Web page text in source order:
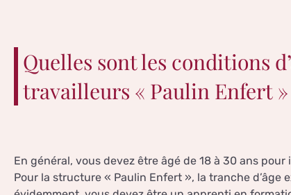
Quelles sont les conditions
travailleurs « Paulin Enfert »
En général, vous devez être âgé de 18 à 30 ans
Pour la structure « Paulin Enfert », la tranche d’âge